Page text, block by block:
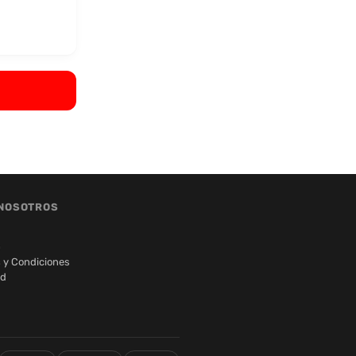
y Condiciones